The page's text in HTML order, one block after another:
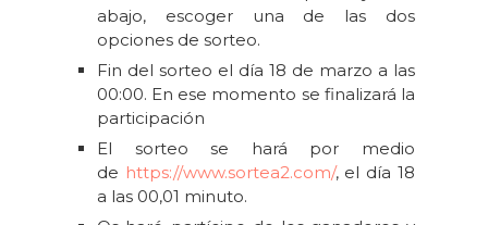
abajo, escoger una de las dos
opciones de sorteo.
Fin del sorteo el día 18 de marzo a las
00:00. En ese momento se finalizará la
participación
El sorteo se hará por medio
de https://www.sortea2.com/, el día 18
a las 00,01 minuto.